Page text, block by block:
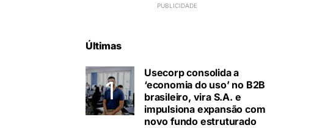
Últimas
Usecorp consolida a
‘economia do uso’ no B2B
brasileiro, vira S.A. e
impulsiona expansão com
novo fundo estruturado